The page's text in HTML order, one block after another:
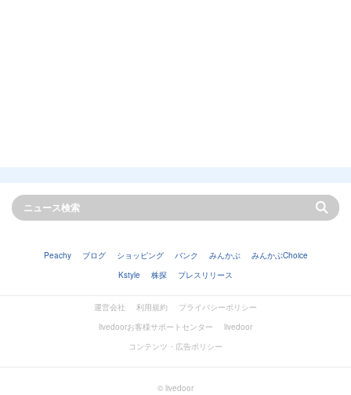
Peachy ブログ ショッピング バンク みんかぶ
みんかぶChoice
Kstyle
株探 プレスリリース
運営会社 利用規約
プライバシーポリシー
livedoorお客様サポートセンター
livedoor
コンテンツ・広告ポリシー
© livedoor